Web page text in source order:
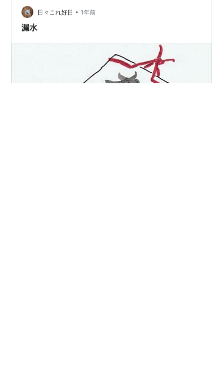
日々これ好日 • 1年前
漏水